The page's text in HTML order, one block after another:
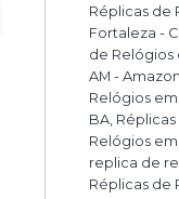
Réplicas de
Fortaleza -
de Relógios
AM -
Relógios
BA,
Relógios
replica de
Réplicas de